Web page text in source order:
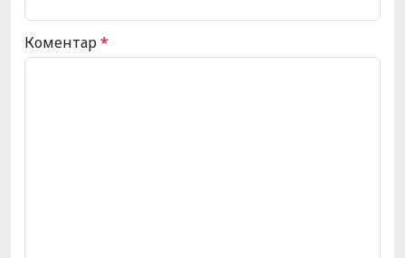
Коментар*